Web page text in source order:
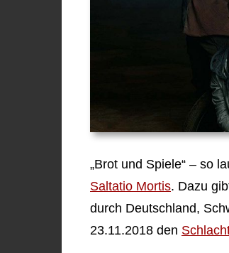
„Brot und Spiele“ – so
Saltatio Mortis. Dazu
durch Deutschland,
23.11.2018 den